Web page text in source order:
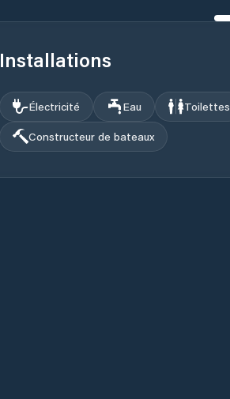
Installations
Électricité Eau Toilettes
Constructeur de bateaux